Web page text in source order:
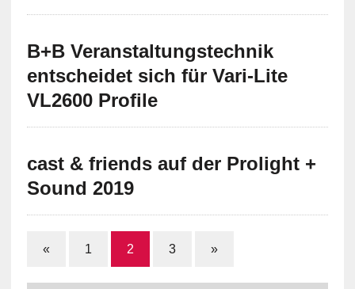
B+B Veranstaltungstechnik
entscheidet sich für Vari-Lite
VL2600 Profile
cast & friends auf der Prolight +
Sound 2019
« 1 2 3 »